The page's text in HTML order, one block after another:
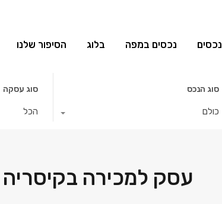
הסיפור שלנו בלוג נכסים במפה נכסים
סוג הנכס
כולם
סוג עסקה
הכל
עסק למכירה בקיסריה